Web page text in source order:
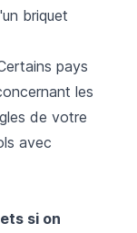
briquet
pays
les
de votre
avec
si on